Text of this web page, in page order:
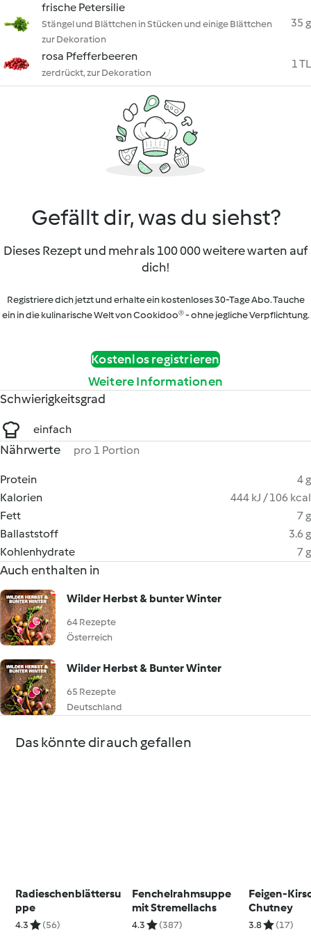
frische Petersilie
Stängel und Blättchen in Stücken und einige Blättchen
zur Dekoration
35 g
rosa Pfefferbeeren
zerdrückt, zur Dekoration
1 TL
Gefällt dir, was du siehst?
Dieses Rezept und mehr als 100 000 weitere warten auf
dich!
Registriere dich jetzt und erhalte ein kostenloses 30-Tage Abo. Tauche
ein in die kulinarische Welt von Cookidoo® - ohne jegliche Verpflichtung.
Kostenlos registrieren
Weitere Informationen
Schwierigkeitsgrad
einfach
Nährwerte pro 1 Portion
Protein
4 g
Kalorien
444 kJ / 106 kcal
Fett
7 g
Ballaststoff
3.6 g
Kohlenhydrate
7 g
Auch enthalten in
Wilder Herbst & bunter Winter
64 Rezepte
Österreich
Wilder Herbst & Bunter Winter
65 Rezepte
Deutschland
Das könnte dir auch gefallen
Radieschenblättersu
ppe
4.3 (56)
Fenchelrahmsuppe
mit Stremellachs
4.3 (387)
Feigen-
Chutney
3.8 (17)